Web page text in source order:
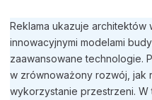
Reklama ukazuje
innowacyjnymi modelami
zaawansowane technologie.
w zrównoważony rozwój, jak
wykorzystanie przestrzeni. W